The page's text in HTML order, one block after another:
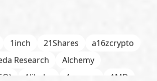
1inch 21Shares
a16zcrypto
Research
Alchemy
Alibaba Amazon
AMD